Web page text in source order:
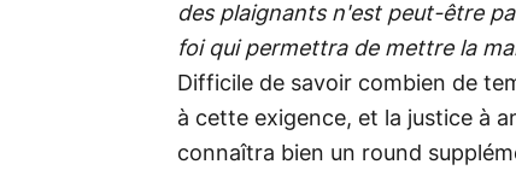
des plaignants n'est peut-être
foi qui permettra de mettre la
Difficile de savoir combien de
à cette exigence, et la justice à
connaîtra bien un round